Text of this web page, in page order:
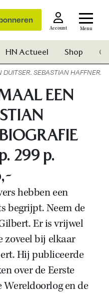
Account Menu
HN Actueel Shop
DUITSER. SEBASTIAN
EEN
299 p.
hebben een
begrijpt. Neem de
Er is vrijwel
zoveel bij elkaar
Hij publiceerde
over de Eerste
Wereldoorlog en de